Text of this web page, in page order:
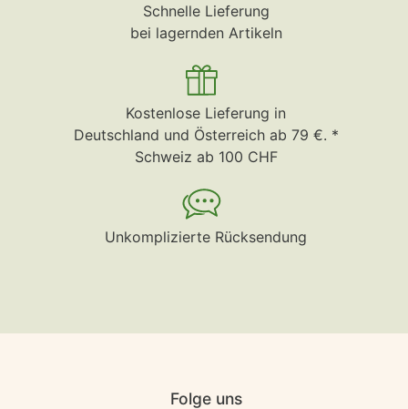
Schnelle Lieferung
bei lagernden Artikeln
Kostenlose Lieferung in
Deutschland und Österreich ab 79 €. *
Schweiz ab 100 CHF
Unkomplizierte Rücksendung
Folge uns